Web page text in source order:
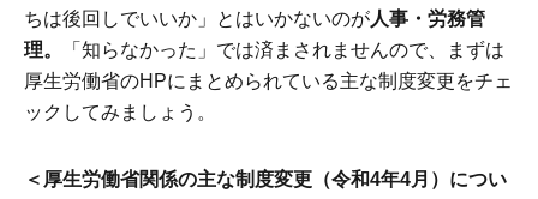
ちは後回しでいいか」とはいかないのが人事・労務管
理。
「知らなかった」では済まされませんので、まずは
厚生労働省のHPにまとめられている主な制度変更をチェ
ックしてみましょう。
＜厚生労働省関係の主な制度変更（令和4年4月）につい